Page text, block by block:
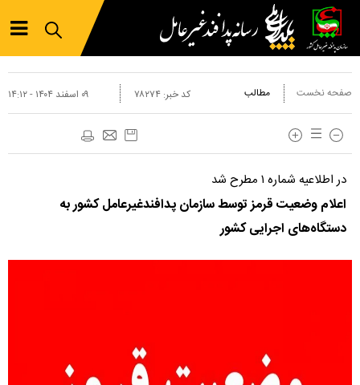
صفحه نخست مطالب ۰۹ اسفند ۱۴۰۴ - ۱۴:۱۲ کد خبر:۷۸۲۷۴
در اطلاعیه شماره ۱ مطرح شد
اعلام وضعیت قرمز توسط سازمان پدافندغیرعامل کشور به
دستگاه‌های اجرایی کشور